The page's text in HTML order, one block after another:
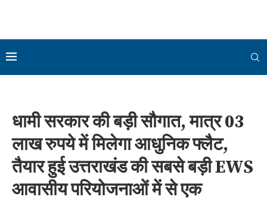
धामी सरकार की बड़ी सौगात, मात्र 03
लाख रुपये में मिलेगा आधुनिक फ्लैट,
तैयार हुई उत्तराखंड की सबसे बड़ी EWS
आवासीय परियोजनाओं में से एक